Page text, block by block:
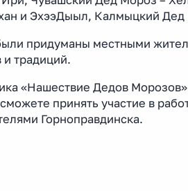
и ЭхээДыыл, Калмыцкий Дед
придуманы местными
и традиций.
«Нашествие Дедов
принять участие в
Горноправдинска.